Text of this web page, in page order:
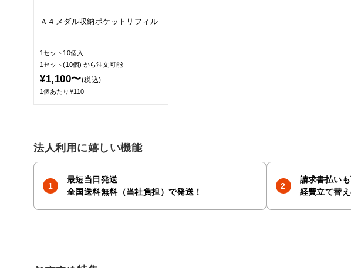
Ａ４メダル収納ポケットリフィル
1セット10個入
1セット(10個)から注文可能
¥1,100〜(税込)
1個あたり¥110
法人利用に嬉しい機能
最短当日発送
全国送料無料（当社負担）で発送！
請求書払い
経費立て替